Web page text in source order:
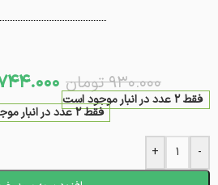
930.000 تومان
فقط 2 عدد در انبار موجود است
فقط 2 عدد در انبار موجود است
-
+